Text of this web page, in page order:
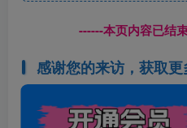
------本页内容已结
感谢您的来访，获取更